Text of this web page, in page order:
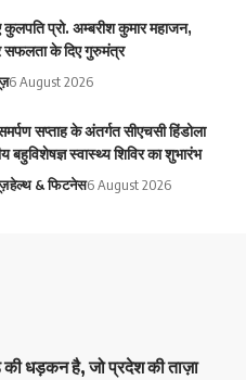
प्रो. अम्बरीश कुमार महाजन,
सफलता के दिए गुरुमंत्र
6 August 2026
सप्ताह के अंतर्गत सीएचसी हिंडोला
बहुविशेषज्ञ स्वास्थ्य शिविर का शुभारंभ
हेल्थ & फिटनेस6 August 2026
धड़कन है, जो प्रदेश की ताज़ा